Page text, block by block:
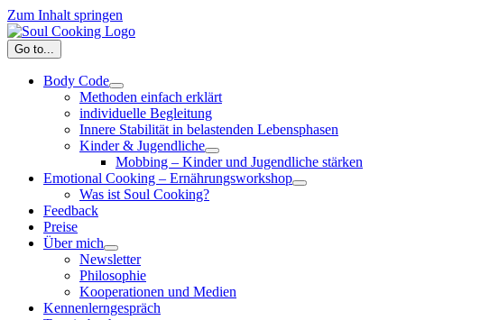
Zum Inhalt springen
Go to...
Body Code
Methoden einfach erklärt
individuelle Begleitung
Innere Stabilität in belastenden Lebensphasen
Kinder & Jugendliche
Mobbing – Kinder und Jugendliche stärken
Emotional Cooking – Ernährungsworkshop
Was ist Soul Cooking?
Feedback
Preise
Über mich
Newsletter
Philosophie
Kooperationen und Medien
Kennenlerngespräch